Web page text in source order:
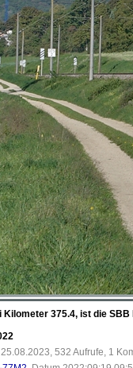
Kilometer 375.4, ist die
25.08.2023, 532 Aufrufe, 1